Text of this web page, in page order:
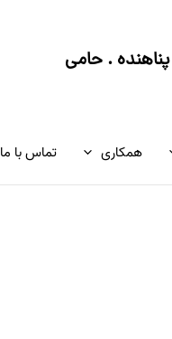
. حامی
همکاری تماس با ما